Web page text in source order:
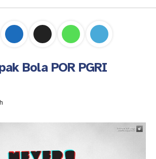
Bola POR PGRI